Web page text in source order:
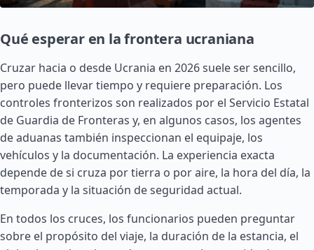
Qué esperar en la frontera ucraniana
Cruzar hacia o desde Ucrania en 2026 suele ser sencillo,
pero puede llevar tiempo y requiere preparación. Los
controles fronterizos son realizados por el Servicio Estatal
de Guardia de Fronteras y, en algunos casos, los agentes
de aduanas también inspeccionan el equipaje, los
vehículos y la documentación. La experiencia exacta
depende de si cruza por tierra o por aire, la hora del día, la
temporada y la situación de seguridad actual.
En todos los cruces, los funcionarios pueden preguntar
sobre el propósito del viaje, la duración de la estancia, el